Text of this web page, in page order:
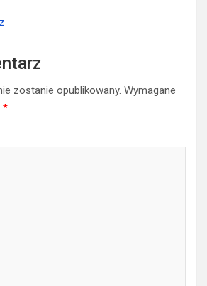
zostanie opublikowany. Wymagane
*